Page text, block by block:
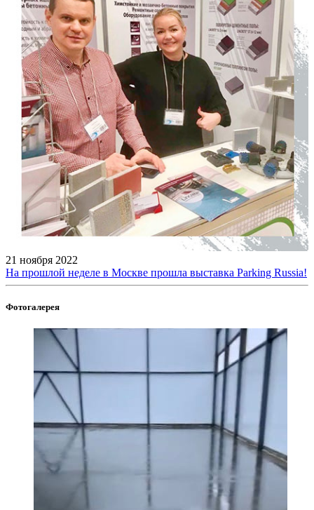
21 ноября 2022
На прошлой неделе в Москве прошла выставка Parking Russia!
Фотогалерея